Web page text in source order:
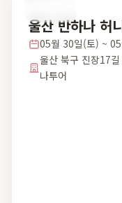
울산 반하나 허
05월 30일(토) ~
울산 북구 진장17
나투어